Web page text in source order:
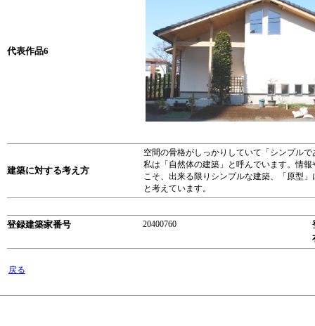
代表作品6
建築に対する考え方
空間の骨格がしっかりしていて「シンプル
私は「自然体の建築」と呼んでいます。情
こそ、出来る限りシンプルな建築、「原型
と考えています。
登録建築家番号 20400760
戻る